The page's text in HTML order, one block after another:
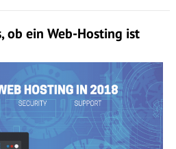
ob ein Web-Hosting ist